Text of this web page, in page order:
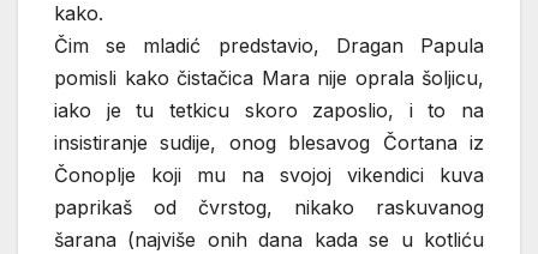
kako.
Čim se mladić predstavio, Dragan Papula
pomisli kako čistačica Mara nije oprala šoljicu,
iako je tu tetkicu skoro zaposlio, i to na
insistiranje sudije, onog blesavog Čortana iz
Čonoplje koji mu na svojoj vikendici kuva
paprikaš od čvrstog, nikako raskuvanog
šarana (najviše onih dana kada se u kotliću